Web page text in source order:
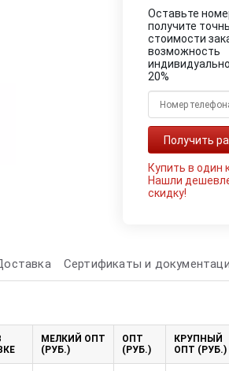
Оставьте
получите
стоимости
возможность
20%
Купить в один
Нашли
скидку!
Сертификаты и
МЕЛКИЙ ОПТ
(РУБ.)
ОПТ
(РУБ.)
КРУПНЫЙ
ОПТ (РУБ.)